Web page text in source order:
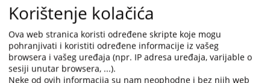
Mirza Hadžiomerović, Head of the
Procedures and Ethics of Judicial Office Holders
Department
+387 (0)33 704 614
mirza.hadziomerovic@pravosudje.ba
Almisa Zulović Berhamović, Deputy Head of
Korištenje kolačića
Ova web stranica koristi određene skripte koje mogu
pohranjivati i koristiti određene informacije iz vašeg
browsera i vašeg uređaja (npr. IP adresa uređaja, varijable o
sesiji unutar browsera, ...).
Neke od ovih informacija su nam neophodne i bez njih web